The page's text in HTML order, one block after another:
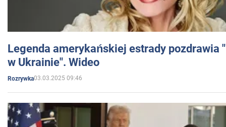
Legenda amerykańskiej estrady pozdrawia
w Ukrainie". Wideo
Rozrywka03.03.2025 09:46